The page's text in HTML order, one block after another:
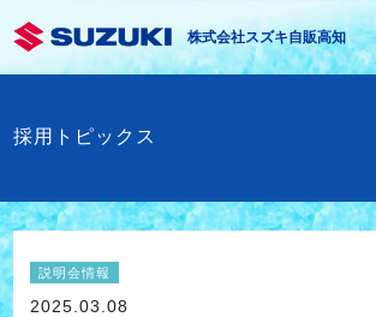
株式会社スズキ自販高知
採用トピックス
説明会情報
2025.03.08